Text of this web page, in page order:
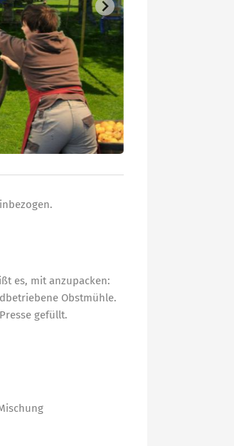
es, mit anzupacken:
Obstmühle.
gefüllt.